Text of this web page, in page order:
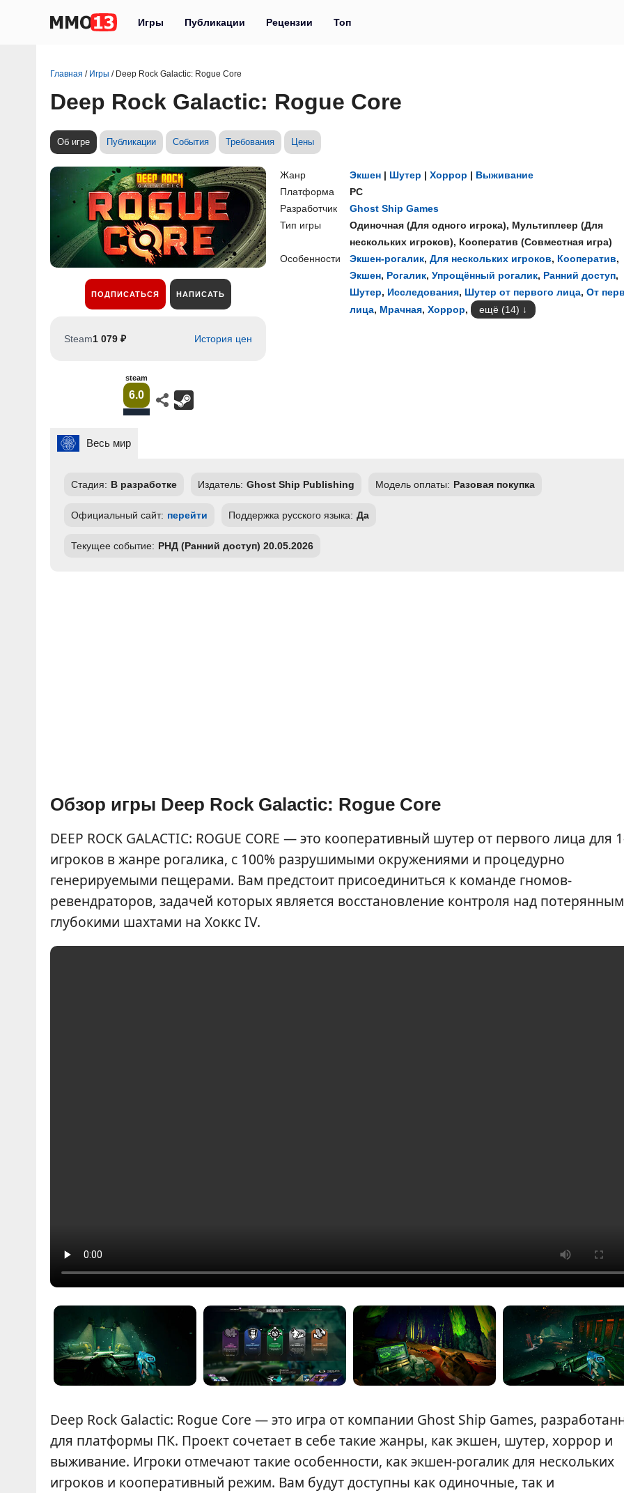
Игры Публикации Рецензии Топ
Главная / Игры / Deep Rock Galactic: Rogue Core
Deep Rock Galactic: Rogue Core
Об игре Публикации События Требования Цены
ПОДПИСАТЬСЯ НАПИСАТЬ
Steam1 079 ₽ История цен
steam
6.0
Жанр Экшен | Шутер | Хоррор | Выживание
Платформа
PC
Разработчик
Ghost Ship Games
Тип игры
Одиночная (Для одного игрока), Мультиплеер (Для
нескольких игроков), Кооператив (Совместная игра)
Особенности
Экшен-рогалик, Для нескольких игроков, Кооператив,
Экшен, Рогалик, Упрощённый рогалик, Ранний доступ,
Шутер, Исследования, Шутер от первого лица, От
лица, Мрачная, Хоррор, ещё (14)
Весь мир
Стадия: В разработке Издатель: Ghost Ship Publishing Модель оплаты: Разовая покупка
Официальный сайт: перейти Поддержка русского языка: Да
Текущее событие: РНД (Ранний доступ) 20.05.2026
Обзор игры Deep Rock Galactic: Rogue Core
DEEP ROCK GALACTIC: ROGUE CORE — это кооперативный шутер от первого лица для
игроков в жанре рогалика, с 100% разрушимыми окружениями и процедурно
генерируемыми пещерами. Вам предстоит присоединиться к команде гномов-
ревендраторов, задачей которых является восстановление контроля над
глубокими шахтами на Хоккс IV.
Deep Rock Galactic: Rogue Core — это игра от компании Ghost Ship Games,
для платформы ПК. Проект сочетает в себе такие жанры, как экшен, шутер, хоррор и
выживание. Игроки отмечают такие особенности, как экшен-рогалик для нескольких
игроков и кооперативный режим. Вам будут доступны как одиночные, так и